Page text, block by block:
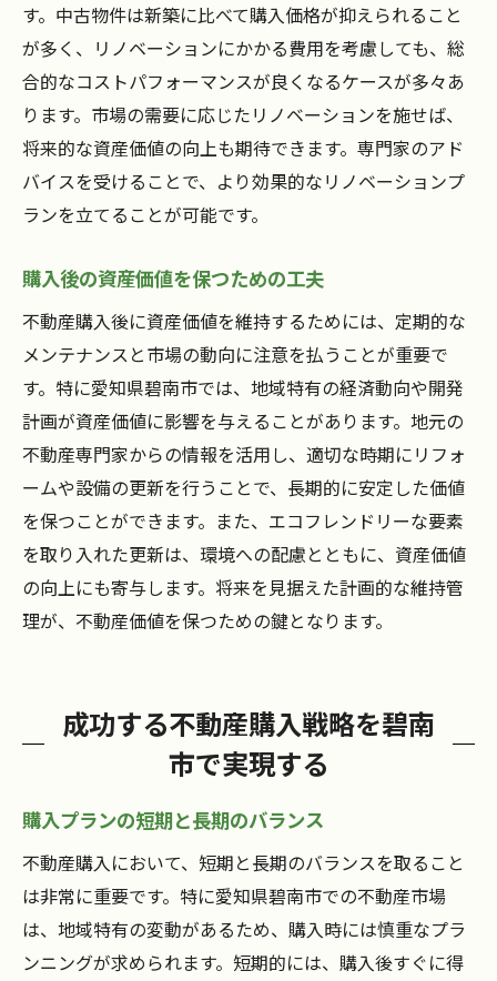
す。中古物件は新築に比べて購入価格が抑えられること
が多く、リノベーションにかかる費用を考慮しても、総
合的なコストパフォーマンスが良くなるケースが多々あ
ります。市場の需要に応じたリノベーションを施せば、
将来的な資産価値の向上も期待できます。専門家のアド
バイスを受けることで、より効果的なリノベーションプ
ランを立てることが可能です。
購入後の資産価値を保つための工夫
不動産購入後に資産価値を維持するためには、定期的な
メンテナンスと市場の動向に注意を払うことが重要で
す。特に愛知県碧南市では、地域特有の経済動向や開発
計画が資産価値に影響を与えることがあります。地元の
不動産専門家からの情報を活用し、適切な時期にリフォ
ームや設備の更新を行うことで、長期的に安定した価値
を保つことができます。また、エコフレンドリーな要素
を取り入れた更新は、環境への配慮とともに、資産価値
の向上にも寄与します。将来を見据えた計画的な維持管
理が、不動産価値を保つための鍵となります。
成功する不動産購入戦略を碧南
市で実現する
購入プランの短期と長期のバランス
不動産購入において、短期と長期のバランスを取ること
は非常に重要です。特に愛知県碧南市での不動産市場
は、地域特有の変動があるため、購入時には慎重なプラ
ンニングが求められます。短期的には、購入後すぐに得